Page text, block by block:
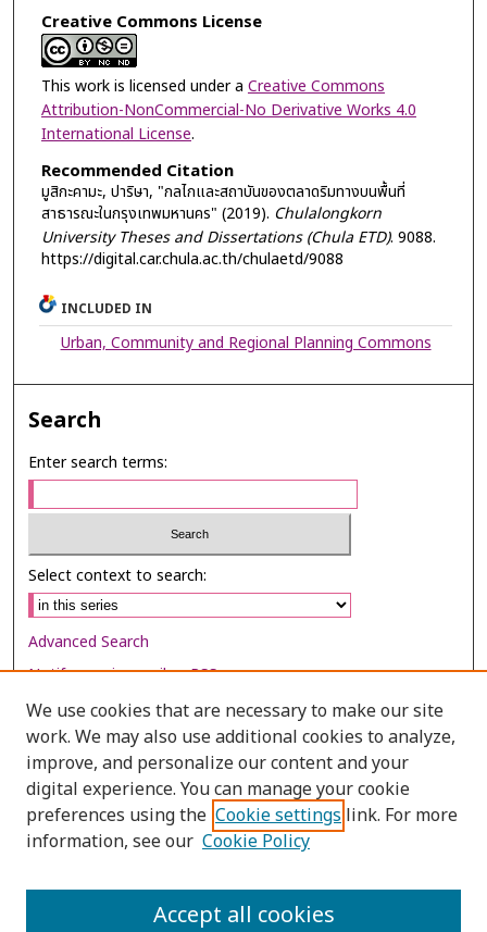
Creative Commons License
This work is licensed under a Creative Commons
Attribution-NonCommercial-No Derivative Works 4.0
International License.
Recommended Citation
มูสิกะคามะ, ปาริษา, "กลไกและสถาบันของตลาดริมทางบนพื้นที่
สาธารณะในกรุงเทพมหานคร" (2019). Chulalongkorn
University Theses and Dissertations (Chula ETD). 9088.
https://digital.car.chula.ac.th/chulaetd/9088
INCLUDED IN
Urban, Community and Regional Planning Commons
Search
Enter search terms:
Select context to search:
Advanced Search
Notify me via email orRSS
Browse
Collections
Disciplines
Authors
We use cookies that are necessary to make our site
work. We may also use additional cookies to analyze,
improve, and personalize our content and your
digital experience. You can manage your cookie
preferences using the Cookie settings link. For more
information, see our Cookie Policy
Accept all cookies